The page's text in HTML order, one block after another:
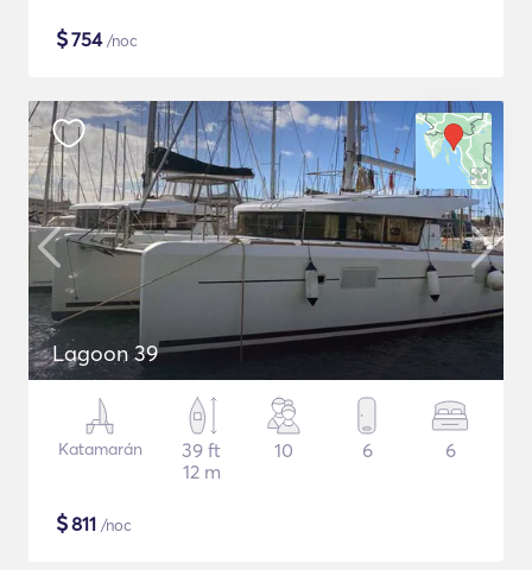
$754/noc
Lagoon 39
Katamarán
39 ft
12 m
10 6 6
$811 /noc